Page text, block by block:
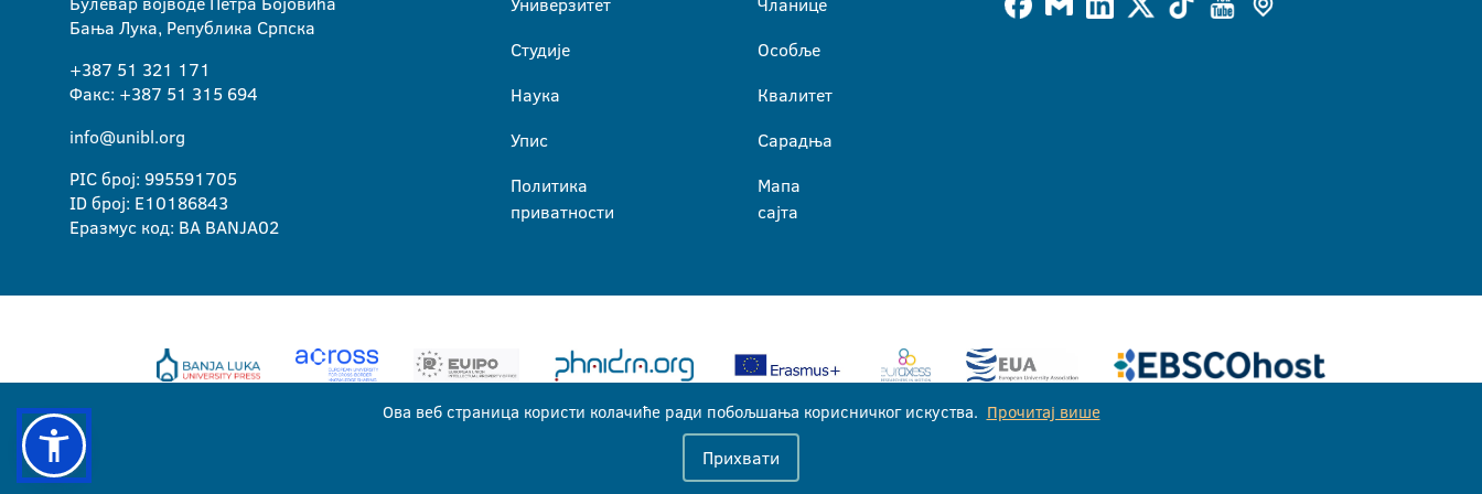
Бања Лука, Република Српска
+387 51 321 171
Факс: +387 51 315 694
info@unibl.org
PIC број: 995591705
ID број: E10186843
Еразмус код: BA BANJA02
Студије
Наука
Упис
Политика
приватности
Особље
Квалитет
Сарадња
Мапа
сајта
Сва права задржана
Ова веб страница користи колачиће ради побољшања корисничког искуства. Прочитај више
Прихвати